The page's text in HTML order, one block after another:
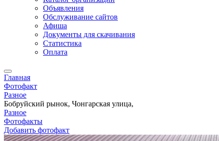
Объявления
Обслуживание сайтов
Афиша
Документы для скачивания
Статистика
Оплата
Главная
Фотофакт
Разное
Бобруйский рынок, Чонгарская улица,
Разное
Фотофакты
Добавить фотофакт